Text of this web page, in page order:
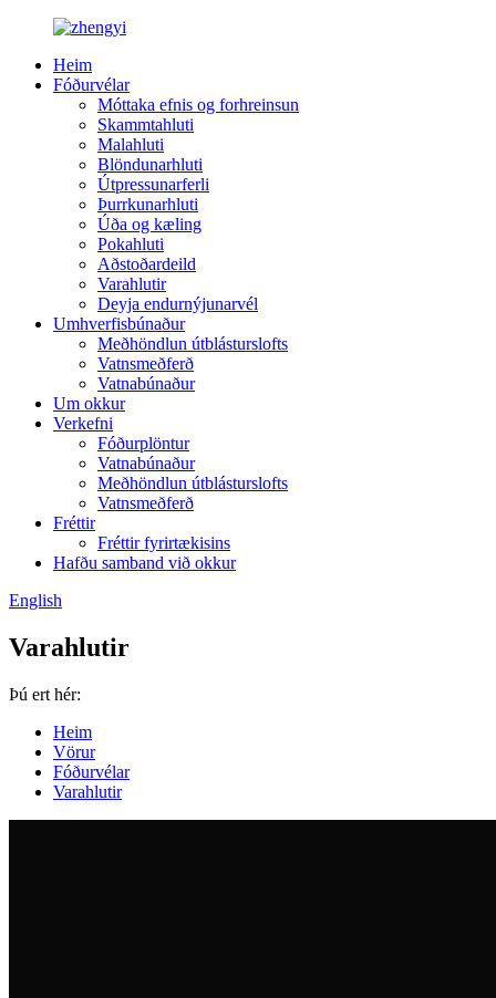
Heim
Fóðurvélar
Móttaka efnis og forhreinsun
Skammtahluti
Malahluti
Blöndunarhluti
Útpressunarferli
Þurrkunarhluti
Úða og kæling
Pokahluti
Aðstoðardeild
Varahlutir
Deyja endurnýjunarvél
Umhverfisbúnaður
Meðhöndlun útblásturslofts
Vatnsmeðferð
Vatnabúnaður
Um okkur
Verkefni
Fóðurplöntur
Vatnabúnaður
Meðhöndlun útblásturslofts
Vatnsmeðferð
Fréttir
Fréttir fyrirtækisins
Hafðu samband við okkur
English
Varahlutir
Þú ert hér:
Heim
Vörur
Fóðurvélar
Varahlutir